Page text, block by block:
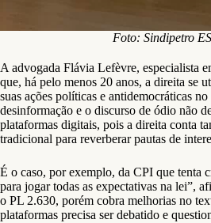
Foto: Sindipetro
A advogada Flávia Lefèvre, especialista
que, há pelo menos 20 anos, a direita se
suas ações políticas e antidemocráticas
desinformação e o discurso de ódio não
plataformas digitais, pois a direita conta
tradicional para reverberar pautas de
É o caso, por exemplo, da CPI que tenta
para jogar todas as expectativas na lei”,
o PL 2.630, porém cobra melhorias no
plataformas precisa ser debatido e